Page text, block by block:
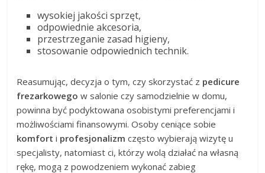
wysokiej jakości sprzęt,
odpowiednie akcesoria,
przestrzeganie zasad higieny,
stosowanie odpowiednich technik.
Reasumując, decyzja o tym, czy skorzystać z pedicure
frezarkowego w salonie czy samodzielnie w domu,
powinna być podyktowana osobistymi preferencjami i
możliwościami finansowymi. Osoby ceniące sobie
komfort i profesjonalizm często wybierają wizytę u
specjalisty, natomiast ci, którzy wolą działać na własną
rękę, mogą z powodzeniem wykonać zabieg